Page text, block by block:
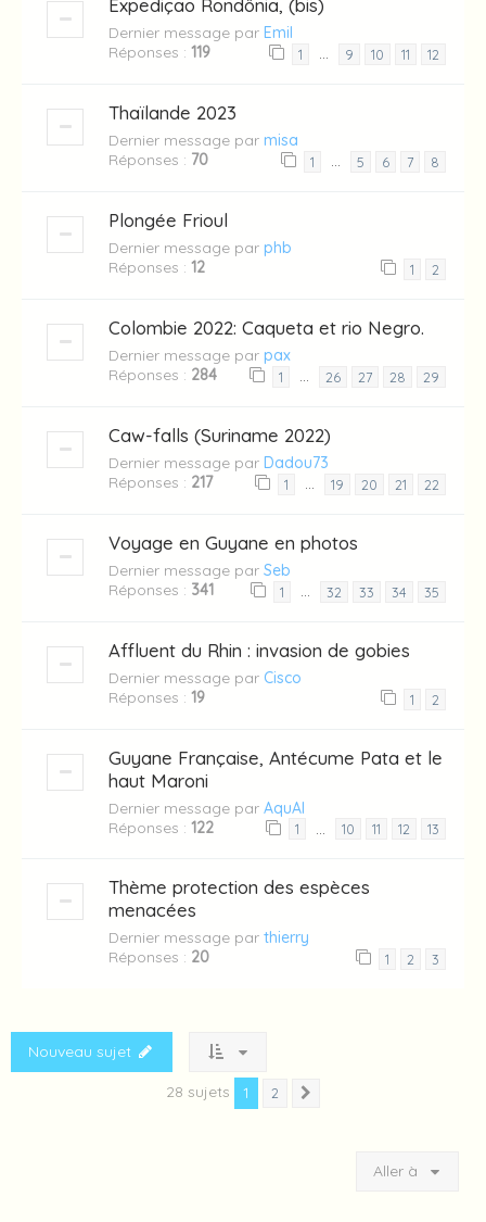
Expediçao Rondônia, (bis)
Dernier message par Emil
Réponses : 119 1 … 9 10 11 12
Thaïlande 2023
Dernier message par misa
Réponses : 70 1 … 5 6 7 8
Plongée Frioul
Dernier message par phb
Réponses : 12 1 2
Colombie 2022: Caqueta et rio Negro.
Dernier message par pax
Réponses : 284 1 … 26 27 28 29
Caw-falls (Suriname 2022)
Dernier message par Dadou73
Réponses : 217 1 … 19 20 21 22
Voyage en Guyane en photos
Dernier message par Seb
Réponses : 341 1 … 32 33 34 35
Affluent du Rhin : invasion de gobies
Dernier message par Cisco
Réponses : 19 1 2
Guyane Française, Antécume Pata et le
haut Maroni
Dernier message par AquAl
Réponses : 122 1 … 10 11 12 13
Thème protection des espèces
menacées
Dernier message par thierry
Réponses : 20 1 2 3
Nouveau sujet
28 sujets 1 2
Aller à